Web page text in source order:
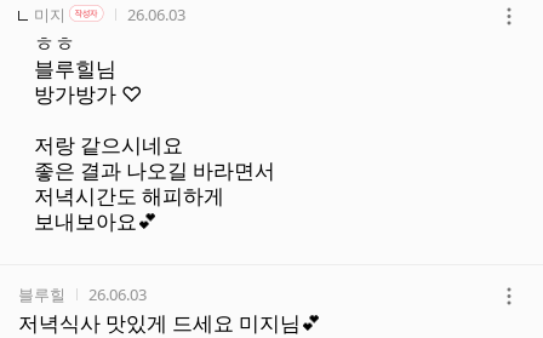
작성자
미지 작성자 본인 여부
작성자 작성시간
26.06.03
ㅎㅎ
블루힐님
방가방가 ♡
저랑 같으시네요
좋은 결과 나오길 바라면서
저녁시간도 해피하게
보내보아요💕
작성자
블루힐 작성시간
26.06.03
저녁식사 맛있게 드세요 미지님💕